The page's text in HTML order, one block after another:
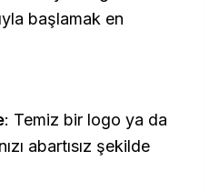
başlamak en
: Temiz bir logo ya da
abartısız şekilde